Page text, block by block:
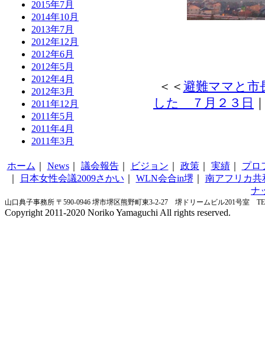
2015年7月
2014年10月
2013年7月
2012年12月
2012年6月
2012年5月
2012年4月
2012年3月
2011年12月
2011年5月
2011年4月
2011年3月
＜＜ 避難ママと市
した ７月２３日
ホーム News｜ 議会報告｜ ビジョン 政策｜ 実績｜ プロ
日本女性会議2009さかい WLN会合in堺
南アフリカ共
ナ
山口典子事務所 〒590-0946 堺市堺区熊野町東3-2-27 堺ドリームビル201号室
Copyright 2011-2020 Noriko Yamaguchi All rights reserved.